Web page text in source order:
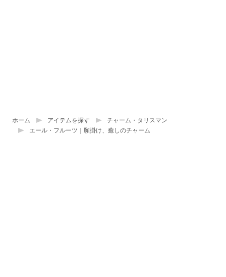
ホーム アイテムを探す
チャーム・タリスマン
エール・フルーツ｜願掛け、癒しのチャーム